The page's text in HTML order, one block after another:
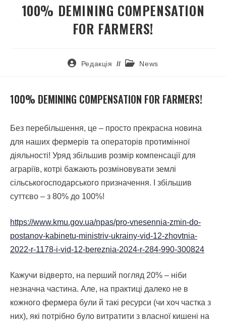
100% DEMINING COMPENSATION
FOR FARMERS!
Редакція News
100% DEMINING COMPENSATION FOR FARMERS!
Без перебільшення, це – просто прекрасна новина
для наших фермерів та операторів протимінної
діяльності! Уряд збільшив розмір компенсації для
аграріїв, котрі бажають розміновувати землі
сільськогосподарського призначення. І збільшив
суттєво – з 80% до 100%!
https://www.kmu.gov.ua/npas/pro-vnesennia-zmin-do-
postanov-kabinetu-ministriv-ukrainy-vid-12-zhovtnia-
2022-r-1178-i-vid-12-bereznia-2024-r-284-990-300824
Кажучи відверто, на перший погляд 20% – ніби
незначна частина. Але, на практиці далеко не в
кожного фермера були й такі ресурси (чи хоч частка з
них), які потрібно було витратити з власної кишені на